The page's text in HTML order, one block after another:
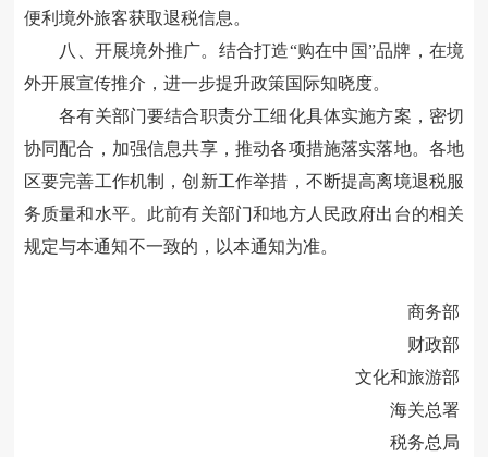
便利境外旅客获取退税信息。
八、开展境外推广。结合打造“购在中国”品牌，在境
外开展宣传推介，进一步提升政策国际知晓度。
各有关部门要结合职责分工细化具体实施方案，密切
协同配合，加强信息共享，推动各项措施落实落地。各地
区要完善工作机制，创新工作举措，不断提高离境退税服
务质量和水平。此前有关部门和地方人民政府出台的相关
规定与本通知不一致的，以本通知为准。
商务部
财政部
文化和旅游部
海关总署
税务总局